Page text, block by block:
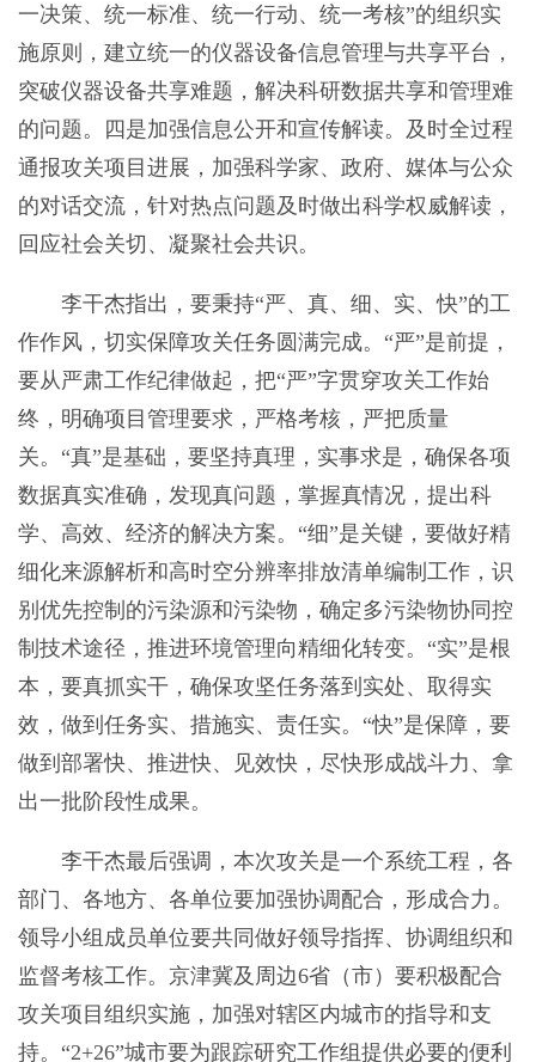
一决策、统一标准、统一行动、统一考核”的组织实
施原则，建立统一的仪器设备信息管理与共享平台，
突破仪器设备共享难题，解决科研数据共享和管理难
的问题。四是加强信息公开和宣传解读。及时全过程
通报攻关项目进展，加强科学家、政府、媒体与公众
的对话交流，针对热点问题及时做出科学权威解读，
回应社会关切、凝聚社会共识。
李干杰指出，要秉持“严、真、细、实、快”的工
作作风，切实保障攻关任务圆满完成。“严”是前提，
要从严肃工作纪律做起，把“严”字贯穿攻关工作始
终，明确项目管理要求，严格考核，严把质量
关。“真”是基础，要坚持真理，实事求是，确保各项
数据真实准确，发现真问题，掌握真情况，提出科
学、高效、经济的解决方案。“细”是关键，要做好精
细化来源解析和高时空分辨率排放清单编制工作，识
别优先控制的污染源和污染物，确定多污染物协同控
制技术途径，推进环境管理向精细化转变。“实”是根
本，要真抓实干，确保攻坚任务落到实处、取得实
效，做到任务实、措施实、责任实。“快”是保障，要
做到部署快、推进快、见效快，尽快形成战斗力、拿
出一批阶段性成果。
李干杰最后强调，本次攻关是一个系统工程，各
部门、各地方、各单位要加强协调配合，形成合力。
领导小组成员单位要共同做好领导指挥、协调组织和
监督考核工作。京津冀及周边6省（市）要积极配合
攻关项目组织实施，加强对辖区内城市的指导和支
持。“2+26”城市要为跟踪研究工作组提供必要的便利